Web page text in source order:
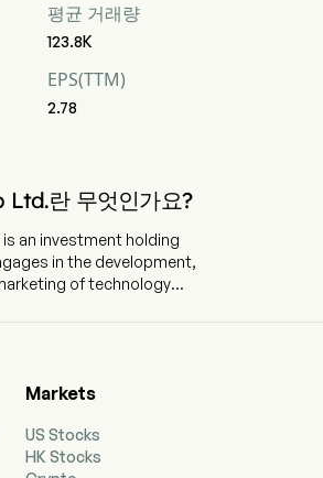
평균 거래량
123.8K
EPS(TTM)
2.78
Ltd.란 무엇인가요?
an investment holding
in the development,
of technology
computers, tablets,
smart devices. The
the sales of servers and
(AI)-optimized infrastructure
Markets
US Stocks
HK Stocks